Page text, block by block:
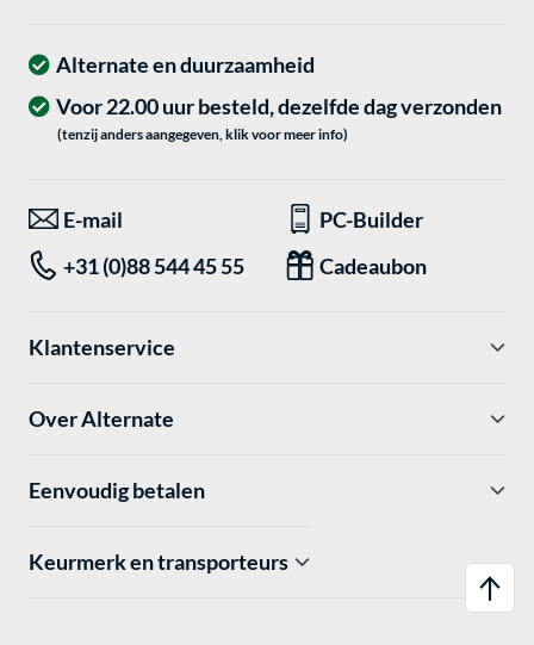
Alternate en duurzaamheid
Voor 22.00 uur besteld, dezelfde dag verzonden
(tenzij anders aangegeven, klik voor meer info)
E-mail
PC-Builder
+31 (0)88 544 45 55
Cadeaubon
Klantenservice
Over Alternate
Eenvoudig betalen
Keurmerk en transporteurs